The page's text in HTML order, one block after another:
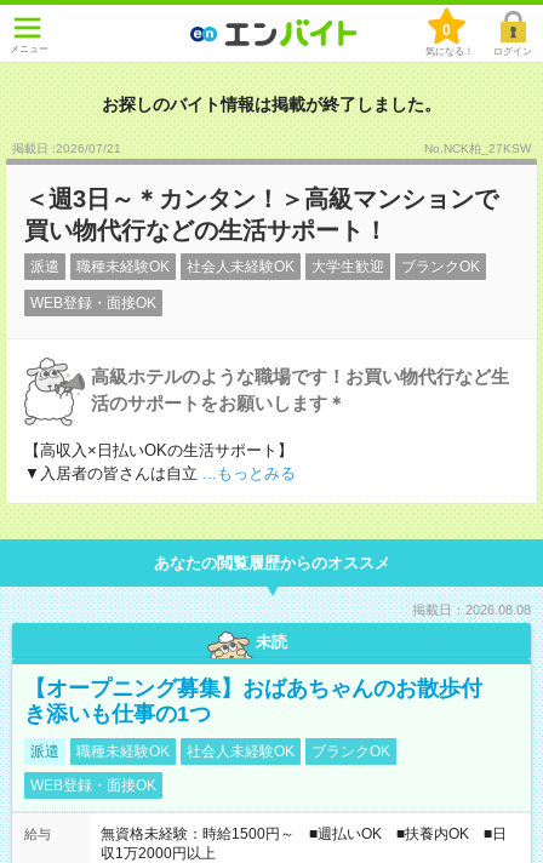
メニュー
0
気になる！ ログイン
お探しのバイト情報は掲載が終了しました。
掲載日 :2026/07/21 No.NCK柏_27KSW
＜週3日～＊カンタン！＞高級マンションで
買い物代行などの生活サポート！
派遣 職種未経験OK 社会人未経験OK 大学生歓迎 ブランクOK
WEB登録・面接OK
高級ホテルのような職場です！お買い物代行など生
活のサポートをお願いします＊
【高収入×日払いOKの生活サポート】
▼入居者の皆さんは自立 ...もっとみる
あなたの閲覧履歴からのオススメ
掲載日：2026.08.08
未読
【オープニング募集】おばあちゃんのお散歩付
き添いも仕事の1つ
派遣 職種未経験OK 社会人未経験OK
ブランクOK
WEB登録・面接OK
給与
無資格未経験：時給1500円～ ■週払いOK ■扶養内OK ■日
収1万2000円以上